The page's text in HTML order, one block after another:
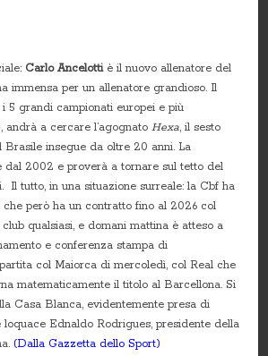
Carlo Ancelottiè il nuovo allenatore del
immensa per un allenatore grandioso. Il
5 grandi campionati europei e più
andrà a cercare l’agognatoHexa, il sesto
Brasile insegue da oltre 20 anni. La
dal 2002 e proverà a tornare sul tetto del
Il tutto, in una situazione surreale: la Cbf ha
che però ha un contratto fino al 2026 col
qualsiasi, e domani mattina è atteso a
e conferenza stampa di
col Maiorca di mercoledì, col Real che
matematicamente il titolo al Barcellona. Si
Casa Blanca, evidentemente presa di
loquace Ednaldo Rodrigues, presidente della
(Dalla Gazzetta dello Sport)